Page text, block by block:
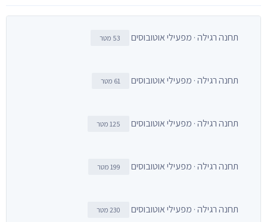
תחנה רגילה · מפעילי אוטובוסים 53 מטר
תחנה רגילה · מפעילי אוטובוסים 61 מטר
תחנה רגילה · מפעילי אוטובוסים 125 מטר
תחנה רגילה · מפעילי אוטובוסים 199 מטר
תחנה רגילה · מפעילי אוטובוסים 230 מטר